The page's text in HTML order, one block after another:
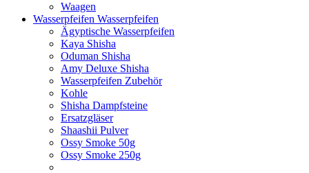
Waagen
Wasserpfeifen Wasserpfeifen
Ägyptische Wasserpfeifen
Kaya Shisha
Oduman Shisha
Amy Deluxe Shisha
Wasserpfeifen Zubehör
Kohle
Shisha Dampfsteine
Ersatzgläser
Shaashii Pulver
Ossy Smoke 50g
Ossy Smoke 250g